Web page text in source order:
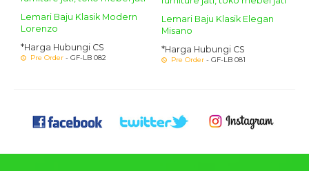
Lemari Baju Klasik Modern
Lorenzo
*Harga Hubungi CS
Pre Order - GF-LB 082
Lemari Baju Klasik Elegan
Misano
*Harga Hubungi CS
Pre Order - GF-LB 081